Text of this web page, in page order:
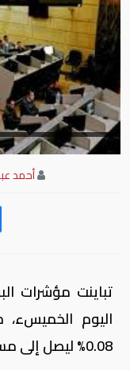
أحمد
تباينت مؤشرات
اليوم
0.08% ليصل إلى مستوى 14,206.53 نقطة